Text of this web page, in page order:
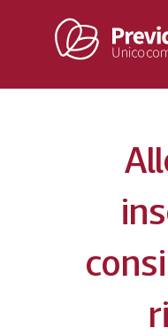
Home
Materassi
Rivestimenti